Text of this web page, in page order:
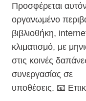
Προσφέρεται
οργανωμένο
βιβλιοθήκη,
κλιματισμό, με
στις κοινές
συνεργασίας σε
υποθέσεις. 📧